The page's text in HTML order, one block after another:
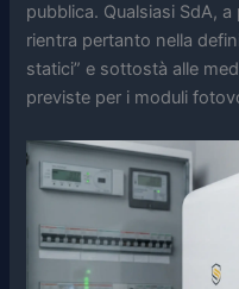
pubblica. Qualsiasi SdA,
rientra pertanto nella
statici” e sottostà alle
previste per i moduli